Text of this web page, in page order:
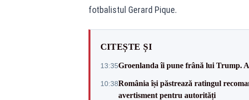
fotbalistul Gerard Pique.
CITEȘTE ȘI
13:35Groenlanda îi pune frână lui Trump.
10:38România își păstrează ratingul
avertisment pentru autorități